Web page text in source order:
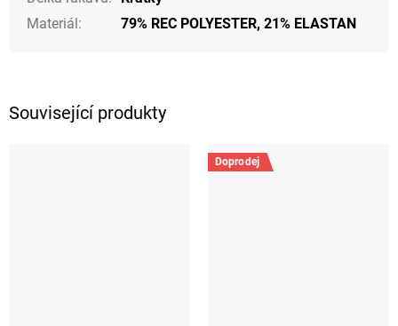
Související produkty
Doprodej
Materiál: 79% REC POLYESTER, 21% ELASTAN